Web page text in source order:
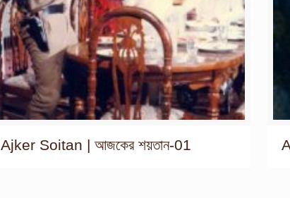
Ajker Soitan | আজকের শয়তান-01